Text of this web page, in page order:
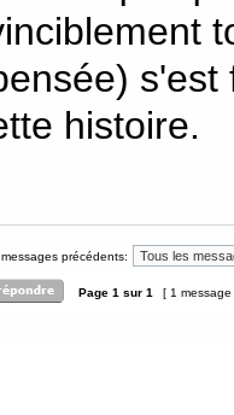
histoire.
précédents:
Page 1 sur 1 [ 1